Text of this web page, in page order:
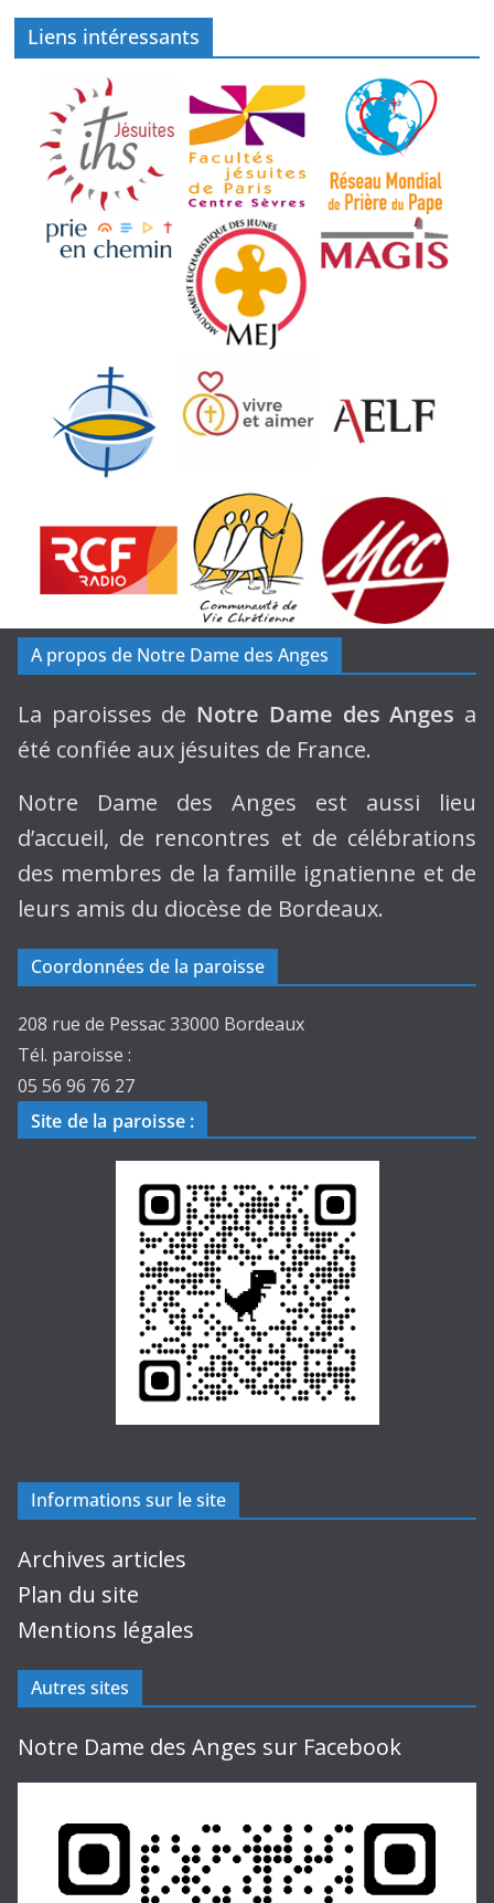
Liens intéressants
A propos de Notre Dame des Anges
La paroisses de Notre Dame des Anges a
été confiée aux jésuites de France.
Notre Dame des Anges est aussi lieu
d’accueil, de rencontres et de célébrations
des membres de la famille ignatienne et de
leurs amis du diocèse de Bordeaux.
Coordonnées de la paroisse
208 rue de Pessac 33000 Bordeaux
Tél. paroisse :
05 56 96 76 27
Site de la paroisse :
Informations sur le site
Archives articles
Plan du site
Mentions légales
Autres sites
Notre Dame des Anges sur Facebook